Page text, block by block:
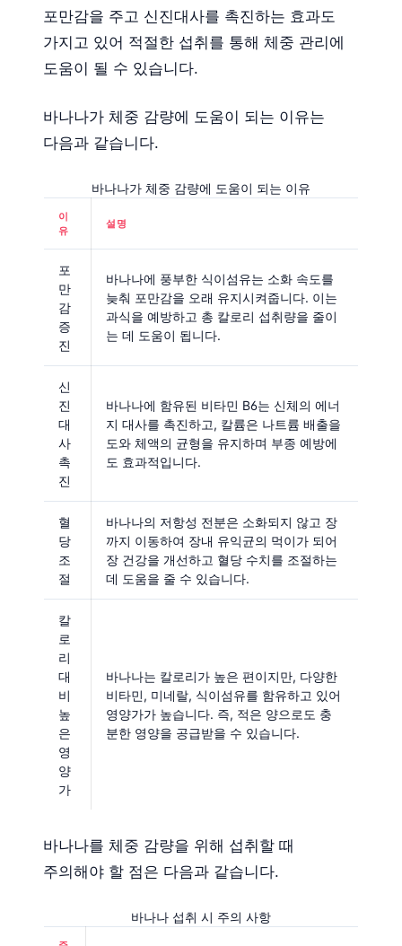
포만감을 주고 신진대사를 촉진하는 효과도
가지고 있어 적절한 섭취를 통해 체중 관리에
도움이 될 수 있습니다.
바나나가 체중 감량에 도움이 되는 이유는
다음과 같습니다.
바나나가 체중 감량에 도움이 되는 이유
이
유
설명
포
만
감
증
진
바나나에 풍부한 식이섬유는 소화 속도를
늦춰 포만감을 오래 유지시켜줍니다. 이는
과식을 예방하고 총 칼로리 섭취량을 줄이
는 데 도움이 됩니다.
신
진
대
사
촉
진
바나나에 함유된 비타민 B6는 신체의 에너
지 대사를 촉진하고, 칼륨은 나트륨 배출을
도와 체액의 균형을 유지하며 부종 예방에
도 효과적입니다.
혈
당
조
절
바나나의 저항성 전분은 소화되지 않고 장
까지 이동하여 장내 유익균의 먹이가 되어
장 건강을 개선하고 혈당 수치를 조절하는
데 도움을 줄 수 있습니다.
칼
로
리
대
비
높
은
영
양
가
바나나는 칼로리가 높은 편이지만, 다양한
비타민, 미네랄, 식이섬유를 함유하고 있어
영양가가 높습니다. 즉, 적은 양으로도 충
분한 영양을 공급받을 수 있습니다.
바나나를 체중 감량을 위해 섭취할 때
주의해야 할 점은 다음과 같습니다.
바나나 섭취 시 주의 사항